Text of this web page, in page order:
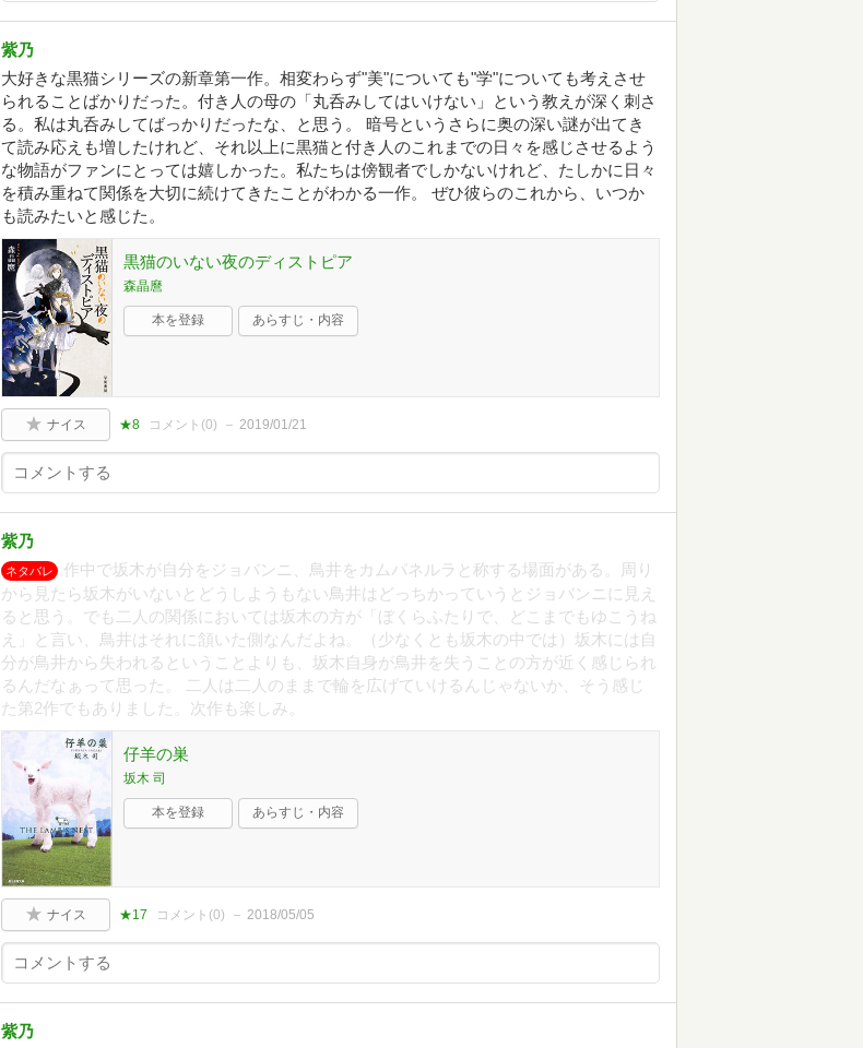
紫乃
大好きな黒猫シリーズの新章第一作。相変わらず"美"についても"学"についても考えさせ
られることばかりだった。付き人の母の「丸呑みしてはいけない」という教えが深く刺さ
る。私は丸呑みしてばっかりだったな、と思う。 暗号というさらに奥の深い謎が出てき
て読み応えも増したけれど、それ以上に黒猫と付き人のこれまでの日々を感じさせるよう
な物語がファンにとっては嬉しかった。私たちは傍観者でしかないけれど、たしかに日々
を積み重ねて関係を大切に続けてきたことがわかる一作。 ぜひ彼らのこれから、いつか
も読みたいと感じた。
黒猫のいない夜のディストピア
森晶麿
本を登録 あらすじ・内容
ナイス ★8 コメント(0) 2019/01/21
紫乃
ネタバレ
作中で坂木が自分をジョバンニ、鳥井をカムパネルラと称する場面がある。周り
から見たら坂木がいないとどうしようもない鳥井はどっちかっていうとジョバンニに見え
ると思う。でも二人の関係においては坂木の方が「ぼくらふたりで、どこまでもゆこうね
え」と言い、鳥井はそれに頷いた側なんだよね。（少なくとも坂木の中では）坂木には自
分が鳥井から失われるということよりも、坂木自身が鳥井を失うことの方が近く感じられ
るんだなぁって思った。 二人は二人のままで輪を広げていけるんじゃないか、そう感じ
た第2作でもありました。次作も楽しみ。
仔羊の巣
坂木 司
本を登録 あらすじ・内容
ナイス ★17 コメント(0) 2018/05/05
紫乃